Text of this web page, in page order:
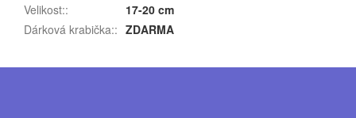
Velikost::
17-20 cm
Dárková krabička:: ZDARMA